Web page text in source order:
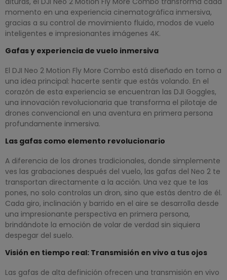
momento en una experiencia cinematográfica inmersiva,
gracias a su control de movimiento fluido, modos de vuelo
inteligentes e impresionantes imágenes 4K.
Gafas y experiencia de vuelo inmersiva
El DJI Neo 2 Motion Fly More Combo está diseñado en torno a
una idea principal: hacerte sentir que estás volando. En el
corazón de esta experiencia se encuentran las DJI Goggles,
una innovación revolucionaria que transforma el pilotaje de
drones convencional en una aventura en primera persona
profundamente inmersiva.
Las gafas como elemento revolucionario
A diferencia de los drones tradicionales, donde simplemente
ves las grabaciones después del vuelo, las gafas del Neo 2 te
transportan directamente a la acción. Una vez que te las
pones, no solo controlas un dron, sino que estás dentro de él.
Cada giro, inclinación y barrido en el aire se desarrolla desde
una impresionante perspectiva en primera persona,
brindándote la emoción de volar de verdad sin siquiera
despegar del suelo.
Visión en tiempo real: Transmisión en vivo a tus ojos
Las gafas de alta definición ofrecen una transmisión en vivo